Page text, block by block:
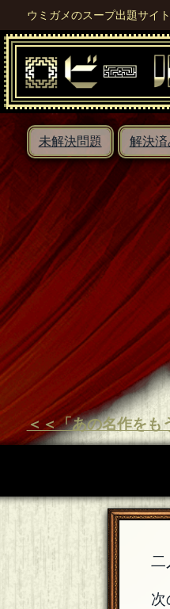
ウミガメのスープ出題サイ
未解決問題 解決済
＜＜「あの名作をも
二
次